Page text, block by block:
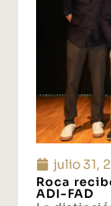
julio 31,
Roca
ADI-FAD